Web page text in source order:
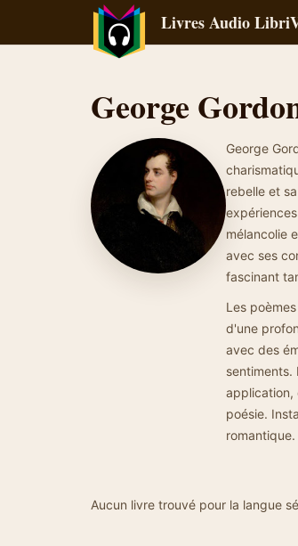
Livres Audio
George
George
rebelle et
mélancolie
avec ses
fascinant
Les
d'une
avec des
application,
poésie.
romantique.
Aucun livre trouvé pour la langue